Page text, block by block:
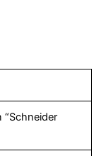
“Schneider